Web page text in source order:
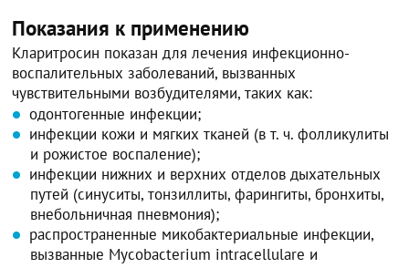
Показания к применению
Кларитросин показан для лечения инфекционно-
воспалительных заболеваний, вызванных
чувствительными возбудителями, таких как:
одонтогенные инфекции;
инфекции кожи и мягких тканей (в т. ч. фолликулиты
и рожистое воспаление);
инфекции нижних и верхних отделов дыхательных
путей (синуситы, тонзиллиты, фарингиты, бронхиты,
внебольничная пневмония);
распространенные микобактериальные инфекции,
вызванные Mycobacterium intracellulare и